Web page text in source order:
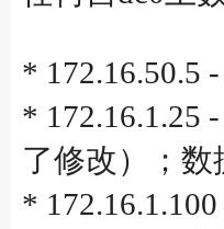
* 172.16.50.5
* 172.16.1.25
了修改）；
*